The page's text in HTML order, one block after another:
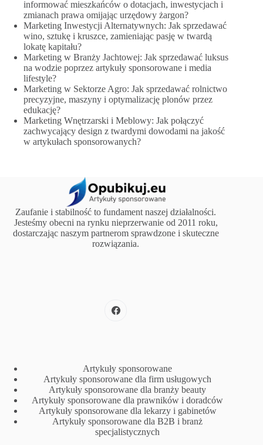
informować mieszkańców o dotacjach, inwestycjach i
zmianach prawa omijając urzędowy żargon?
Marketing Inwestycji Alternatywnych: Jak sprzedawać
wino, sztukę i kruszce, zamieniając pasję w twardą
lokatę kapitału?
Marketing w Branży Jachtowej: Jak sprzedawać luksus
na wodzie poprzez artykuły sponsorowane i media
lifestyle?
Marketing w Sektorze Agro: Jak sprzedawać rolnictwo
precyzyjne, maszyny i optymalizację plonów przez
edukację?
Marketing Wnętrzarski i Meblowy: Jak połączyć
zachwycający design z twardymi dowodami na jakość
w artykułach sponsorowanych?
Zaufanie i stabilność to fundament naszej działalności.
Jesteśmy obecni na rynku nieprzerwanie od 2011 roku,
dostarczając naszym partnerom sprawdzone i skuteczne
rozwiązania.
Artykuły sponsorowane
Artykuły sponsorowane dla firm usługowych
Artykuły sponsorowane dla branży beauty
Artykuły sponsorowane dla prawników i doradców
Artykuły sponsorowane dla lekarzy i gabinetów
Artykuły sponsorowane dla B2B i branż
specjalistycznych